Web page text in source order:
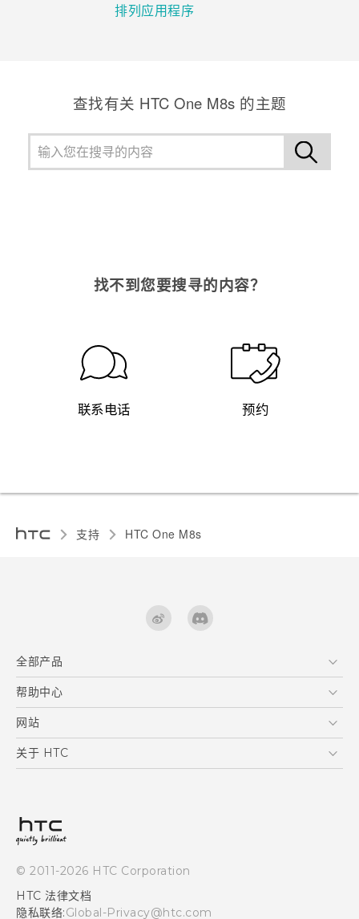
排列应用程序
查找有关 HTC One M8s 的主题
找不到您要搜寻的内容？
联系电话 预约
支持 HTC One M8s‎
全部产品
区块链智能手机
VIVE
帮助中心
在线客服
支援与服务
产品保固说明
网站
HTC Dev
关于 HTC
投资人
加入HTC
© 2011-2026 HTC Corporation
HTC 法律文档
隐私联络:Global-Privacy@htc.com